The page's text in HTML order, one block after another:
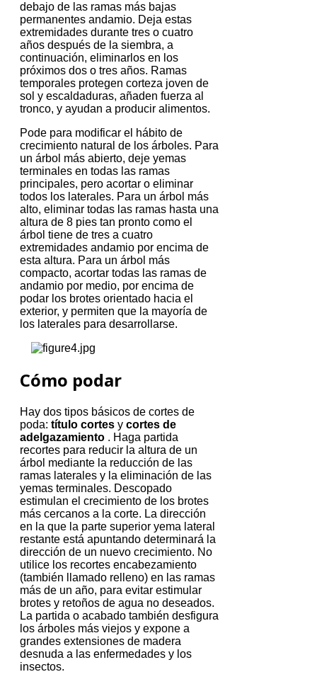
debajo de las ramas más bajas
permanentes andamio. Deja estas
extremidades durante tres o cuatro
años después de la siembra, a
continuación, eliminarlos en los
próximos dos o tres años. Ramas
temporales protegen corteza joven de
sol y escaldaduras, añaden fuerza al
tronco, y ayudan a producir alimentos.
Pode para modificar el hábito de
crecimiento natural de los árboles. Para
un árbol más abierto, deje yemas
terminales en todas las ramas
principales, pero acortar o eliminar
todos los laterales. Para un árbol más
alto, eliminar todas las ramas hasta una
altura de 8 pies tan pronto como el
árbol tiene de tres a cuatro
extremidades andamio por encima de
esta altura. Para un árbol más
compacto, acortar todas las ramas de
andamio por medio, por encima de
podar los brotes orientado hacia el
exterior, y permiten que la mayoría de
los laterales para desarrollarse.
Cómo podar
Hay dos tipos básicos de cortes de
poda: título cortes y cortes de
adelgazamiento . Haga partida
recortes para reducir la altura de un
árbol mediante la reducción de las
ramas laterales y la eliminación de las
yemas terminales. Descopado
estimulan el crecimiento de los brotes
más cercanos a la corte. La dirección
en la que la parte superior yema lateral
restante está apuntando determinará la
dirección de un nuevo crecimiento. No
utilice los recortes encabezamiento
(también llamado relleno) en las ramas
más de un año, para evitar estimular
brotes y retoños de agua no deseados.
La partida o acabado también desfigura
los árboles más viejos y expone a
grandes extensiones de madera
desnuda a las enfermedades y los
insectos.